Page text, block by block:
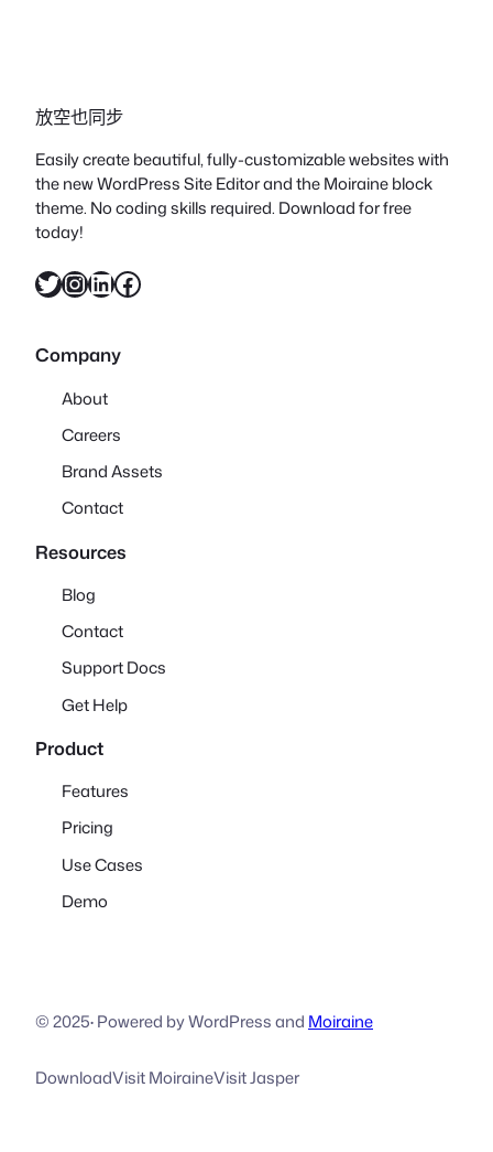
放空也同步
Easily create beautiful, fully-customizable websites with
the new WordPress Site Editor and the Moiraine block
theme. No coding skills required. Download for free
today!
X InstagramLinkedIn Facebook
Company
About
Careers
Brand Assets
Contact
Resources
Blog
Contact
Support Docs
Get Help
Product
Features
Pricing
Use Cases
Demo
© 2025·Powered by WordPress and Moiraine
DownloadVisit MoiraineVisit Jasper